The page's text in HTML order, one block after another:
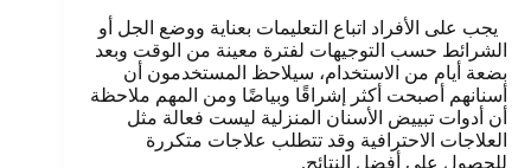
يجب على الأفراد اتباع التعليمات بعناية ووضع الجل أو
الشرائط حسب التوجيهات لفترة معينة من الوقت وبعد
بضعة أيام من الاستخدام، سيلاحظ المستخدمون أن
أسنانهم أصبحت أكثر إشراقًا وبياضًا ومن المهم ملاحظة
أن أدوات تبييض الأسنان المنزلية ليست فعالة مثل
العلاجات الاحترافية وقد تتطلب علاجات متكررة
للحصول على أفضل النتائج.